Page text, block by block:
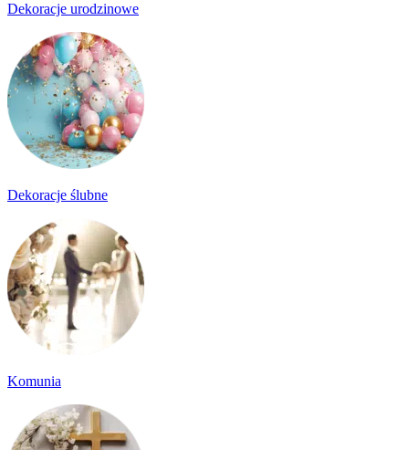
Dekoracje urodzinowe
Dekoracje ślubne
Komunia